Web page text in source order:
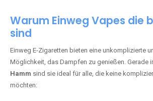
Warum Einweg Vapes die
sind
Einweg E-Zigaretten bieten eine unkomplizierte
Möglichkeit, das Dampfen zu genießen. Gerade
Hamm sind sie ideal für alle, die keine
möchten: